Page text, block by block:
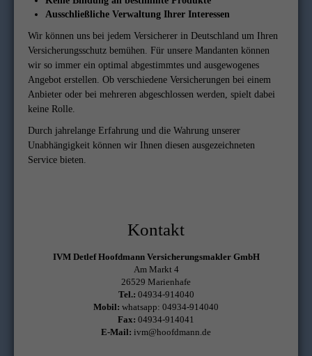
Ausschließliche Verwaltung Ihrer Interessen
Wir können uns bei jedem Versicherer in Deutschland um Ihren
Versicherungsschutz bemühen. Für unsere Mandanten können
wir so immer ein optimal abgestimmtes und ausgewogenes
Angebot erstellen. Ob verschiedene Versicherungen bei einem
Anbieter oder bei mehreren abgeschlossen werden, spielt dabei
keine Rolle.
Durch jahrelange Erfahrung und die Wahrung unserer
Unabhängigkeit können wir Ihnen diesen ausgezeichneten
Service bieten.
Kontakt
IVM Detlef Hoofdmann Versicherungsmakler GmbH
Am Markt 4
26529 Marienhafe
Tel.: 04934-914040
Mobil: whatsapp: 04934-914040
Fax: 04934-914041
E-Mail: ivm@hoofdmann.de